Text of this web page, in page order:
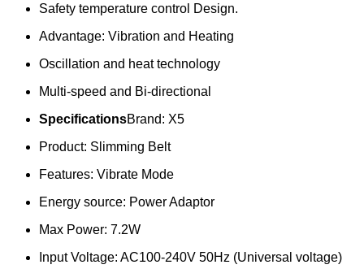
Safety temperature control Design.
Advantage: Vibration and Heating
Oscillation and heat technology
Multi-speed and Bi-directional
SpecificationsBrand: X5
Product: Slimming Belt
Features: Vibrate Mode
Energy source: Power Adaptor
Max Power: 7.2W
Input Voltage: AC100-240V 50Hz (Universal voltage)